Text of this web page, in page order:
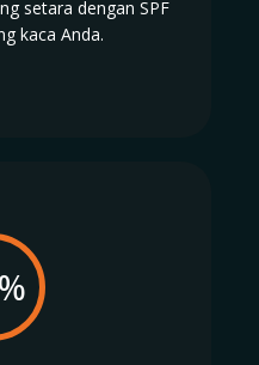
setara dengan SPF
kaca Anda.